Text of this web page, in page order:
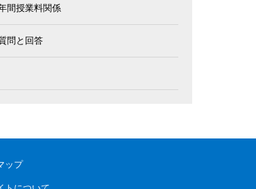
間授業料関係
問と回答
ップ